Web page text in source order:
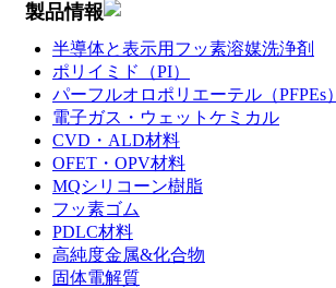
製品情報
半導体と表示用フッ素溶媒洗浄剤
ポリイミド（PI）
パーフルオロポリエーテル（PFPEs）
電子ガス・ウェットケミカル
CVD・ALD材料
OFET・OPV材料
MQシリコーン樹脂
フッ素ゴム
PDLC材料
高純度金属&化合物
固体電解質